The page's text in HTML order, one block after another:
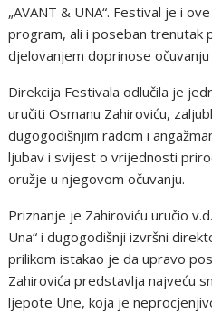
„AVANT & UNA“. Festival je i
program, ali i poseban trenutak
djelovanjem doprinose
Direkcija Festivala odlučila je
uručiti Osmanu Zahiroviću,
dugogodišnjim radom i
ljubav i svijest o vrijednosti
oružje u njegovom očuvanju.
Priznanje je Zahiroviću uručio
Una“ i dugogodišnji izvršni
prilikom istakao je da upravo
Zahirovića predstavlja najveću
ljepote Une, koja je